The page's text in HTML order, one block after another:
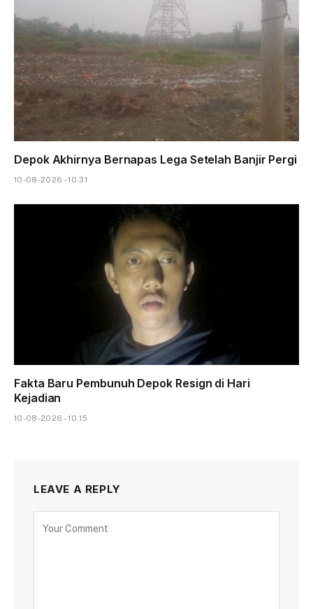
Depok Akhirnya Bernapas Lega Setelah Banjir Pergi
10-08-2026 - 10.31
Fakta Baru Pembunuh Depok Resign di Hari
Kejadian
10-08-2026 - 10.15
LEAVE A REPLY